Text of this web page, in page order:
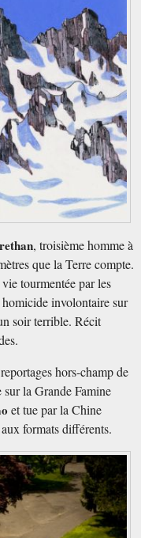
, troisième homme à
que la Terre compte.
tourmentée par les
homicide involontaire sur
soir terrible. Récit
hors-champ de
sur la Grande Famine
et tue par la Chine
formats différents.